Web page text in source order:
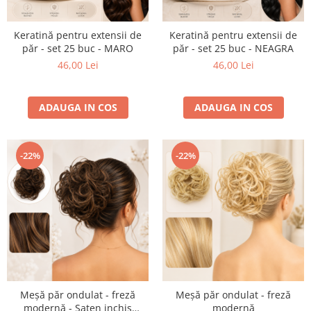
Storcatoare tuburi vopsea
Boluri pentru vopsit parul
Aparatura coafor
Aparate de sterilizat
Placa de creponat parul
Placi de indreptat parul
Uscatoare de par | feonuri
Difuzor pentru uscator de par |
feon
Accesorii coafor
Oglinzi
Piepteni
Ace de par
Perii de par
Mobilier barber
Produse gene si sprancene
Kit laminare gene si sprancene
Splendor
Termix
Thuya
XPS
Keratină pentru extensii de
păr - set 25 buc - MARO
46,00 Lei
ADAUGA IN COS
Keratină pentru extensii de
păr - set 25 buc - NEAGRA
46,00 Lei
ADAUGA IN COS
-22%
Meșă păr ondulat - freză
modernă - Saten inchis
-22%
Meșă păr ondulat - freză
modernă